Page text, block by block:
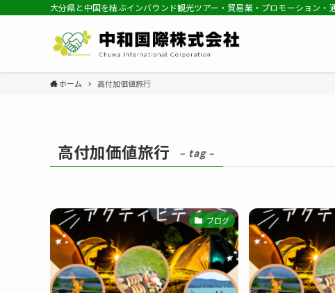
大分県と中国を結ぶインバウンド観光ツアー・貿易業・プロモーション・
ホーム 高付加価値旅行
高付加価値旅行 – tag –
ブログ